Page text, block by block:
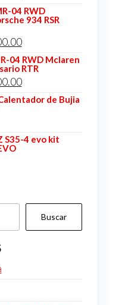
precio
actual
es:
$4,600.00.
04 RWD
934 RSR
El
precio
actual
es:
$4,600.00.
04 RWD Mclaren
RTR
El
preciode Bujia
S35-4 evo kit
Buscar